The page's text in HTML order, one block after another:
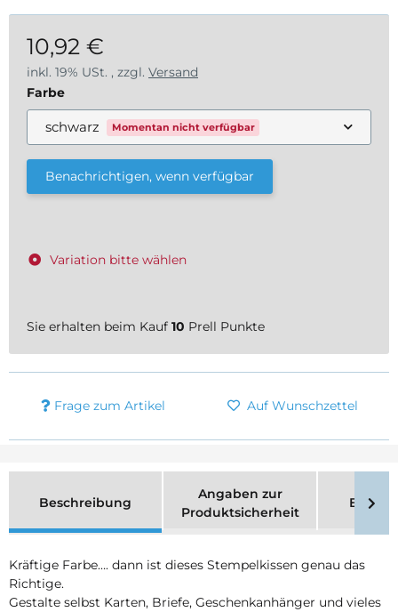
10,92 €
inkl. 19% USt. , zzgl. Versand
Farbe
schwarz Momentan nicht verfügbar
Benachrichtigen, wenn verfügbar
Variation bitte wählen
Sie erhalten beim Kauf 10 Prell Punkte
Frage zum Artikel Auf Wunschzettel
Beschreibung
Angaben zur
Produktsicherheit
Kräftige Farbe…. dann ist dieses Stempelkissen genau das
Richtige.
Gestalte selbst Karten, Briefe, Geschenkanhänger und vieles